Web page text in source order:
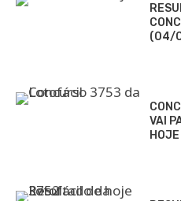
(04/
VAI
HOJE